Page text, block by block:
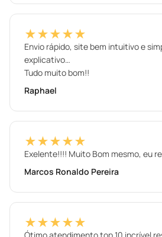
★★★★★
Envio rápido, site bem intuitivo e
explicativo…
Tudo muito bom!!
Raphael
★★★★★
Exelente!!!! Muito Bom mesmo, eu
Marcos Ronaldo Pereira
★★★★★